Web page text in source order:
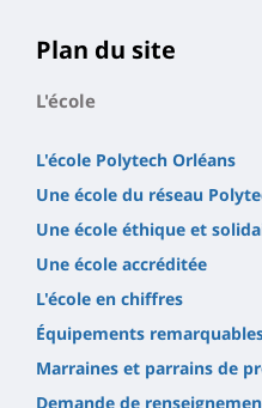
Plan du site
L'école
L'école Polytech Orléans
Une école du réseau
Une école éthique et
Une école accréditée
L'école en chiffres
Équipements
Marraines et parrains de
Demande de